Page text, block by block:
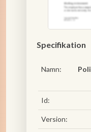
Specifikation
Namn:
Id:
Version: